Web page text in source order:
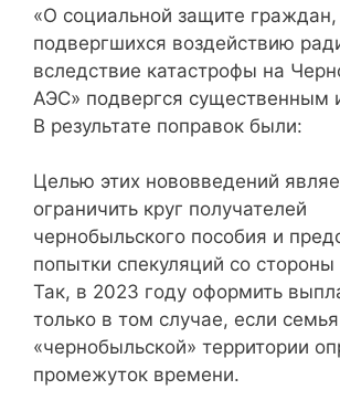
«О социальной защите граждан,
подвергшихся воздействию
вследствие катастрофы на
АЭС» подвергся существенным
В результате поправок были:
Целью этих нововведений
ограничить круг получателей
чернобыльского пособия и
попытки спекуляций со стороны
Так, в 2023 году оформить
только в том случае, если
«чернобыльской» территории
промежуток времени.